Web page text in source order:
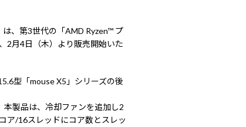
、第3世代の「AMD Ryzen™ プ
2月4日（木）より販売開始いた
型「mouse X5」シリーズの後
製品は、冷却ファンを追加し2
ア/16スレッドにコア数とスレッ